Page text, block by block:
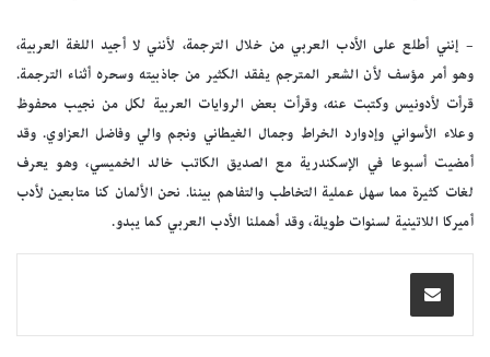
– إنني أطلع على الأدب العربي من خلال الترجمة، لأنني لا أجيد اللغة العربية،
وهو أمر مؤسف لأن الشعر المترجم يفقد الكثير من جاذبيته وسحره أثناء الترجمة.
قرأت لأدونيس وكتبت عنه، وقرأت بعض الروايات العربية لكل من نجيب محفوظ
وعلاء الأسواني وإدوارد الخراط وجمال الغيطاني ونجم والي وفاضل العزاوي. وقد
أمضيت أسبوعا في الإسكندرية مع الصديق الكاتب خالد الخميسي، وهو يعرف
لغات كثيرة مما سهل عملية التخاطب والتفاهم بيننا. نحن الألمان كنا متابعين لأدب
أميركا اللاتينية لسنوات طويلة، وقد أهملنا الأدب العربي كما يبدو.